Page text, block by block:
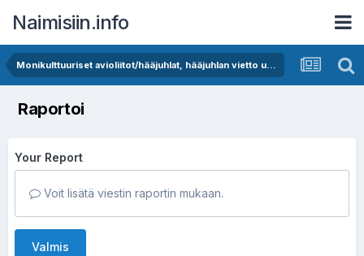
Naimisiin.info
Monikulttuuriset avioliitot/hääjuhlat, hääjuhlan vietto ulkomailla
Raportoi
Your Report
Voit lisätä viestin raportin mukaan.
Valmis